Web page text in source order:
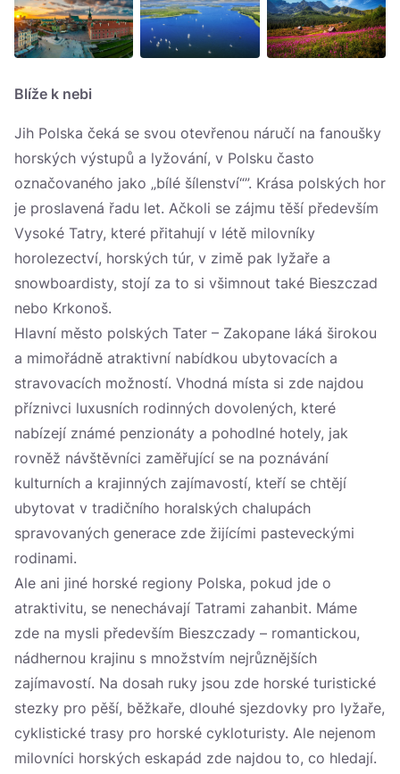
Blíže k nebi
Jih Polska čeká se svou otevřenou náručí na fanoušky
horských výstupů a lyžování, v Polsku často
označovaného jako „bílé šílenství“”. Krása polských hor
je proslavená řadu let. Ačkoli se zájmu těší především
Vysoké Tatry, které přitahují v létě milovníky
horolezectví, horských túr, v zimě pak lyžaře a
snowboardisty, stojí za to si všimnout také Bieszczad
nebo Krkonoš.
Hlavní město polských Tater – Zakopane láká širokou
a mimořádně atraktivní nabídkou ubytovacích a
stravovacích možností. Vhodná místa si zde najdou
příznivci luxusních rodinných dovolených, které
nabízejí známé penzionáty a pohodlné hotely, jak
rovněž návštěvníci zaměřující se na poznávání
kulturních a krajinných zajímavostí, kteří se chtějí
ubytovat v tradičního horalských chalupách
spravovaných generace zde žijícími pasteveckými
rodinami.
Ale ani jiné horské regiony Polska, pokud jde o
atraktivitu, se nenechávají Tatrami zahanbit. Máme
zde na mysli především Bieszczady – romantickou,
nádhernou krajinu s množstvím nejrůznějších
zajímavostí. Na dosah ruky jsou zde horské turistické
stezky pro pěší, běžkaře, dlouhé sjezdovky pro lyžaře,
cyklistické trasy pro horské cykloturisty. Ale nejenom
milovníci horských eskapád zde najdou to, co hledají.